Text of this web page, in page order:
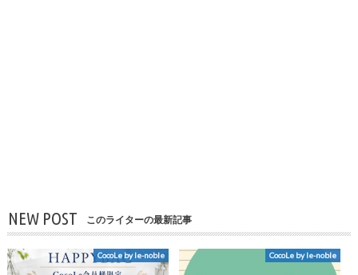
NEW POST このライターの最新記事
CocoLe by le-noble CocoLe by le-noble